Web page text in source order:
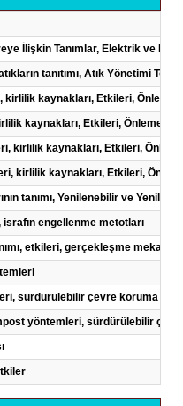
İlişkin Tanımlar, Elektrik ve
tanıtımı, Atık Yönetimi
kirlilik kaynakları, Etkileri, Önleme
kaynakları, Etkileri, Önleme
kirlilik kaynakları, Etkileri,
kirlilik kaynakları, Etkileri,
tanımı, Yenilenebilir ve
engellenme metotları
etkileri, gerçekleşme
sürdürülebilir çevre koruma
yöntemleri, sürdürülebilir